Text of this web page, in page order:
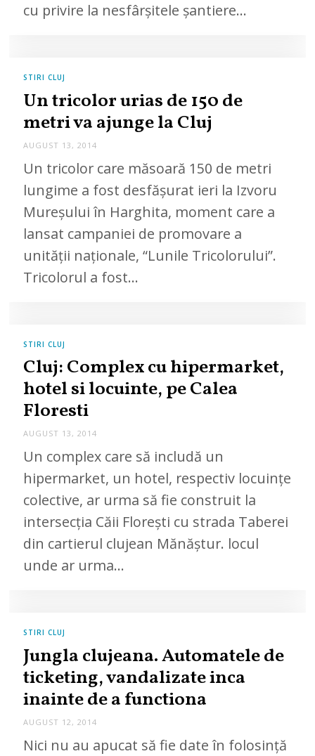
cu privire la nesfârşitele şantiere…
STIRI CLUJ
Un tricolor urias de 150 de
metri va ajunge la Cluj
AUGUST 13, 2014
Un tricolor care măsoară 150 de metri
lungime a fost desfășurat ieri la Izvoru
Mureșului în Harghita, moment care a
lansat campaniei de promovare a
unității naționale, “Lunile Tricolorului”.
Tricolorul a fost…
STIRI CLUJ
Cluj: Complex cu hipermarket,
hotel si locuinte, pe Calea
Floresti
AUGUST 13, 2014
Un complex care să includă un
hipermarket, un hotel, respectiv locuințe
colective, ar urma să fie construit la
intersecția Căii Florești cu strada Taberei
din cartierul clujean Mănăștur. locul
unde ar urma…
STIRI CLUJ
Jungla clujeana. Automatele de
ticketing, vandalizate inca
inainte de a functiona
AUGUST 12, 2014
Nici nu au apucat să fie date în folosinţă